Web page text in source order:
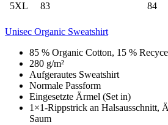
5XL
83 84
Unisec Organic Sweatshirt
85 % Organic Cotton, 15 %
280 g/m²
Aufgerautes Sweatshirt
Normale Passform
Eingesetzte Ärmel (Set in)
1×1-Rippstrick an Halsausschnitt,
Saum